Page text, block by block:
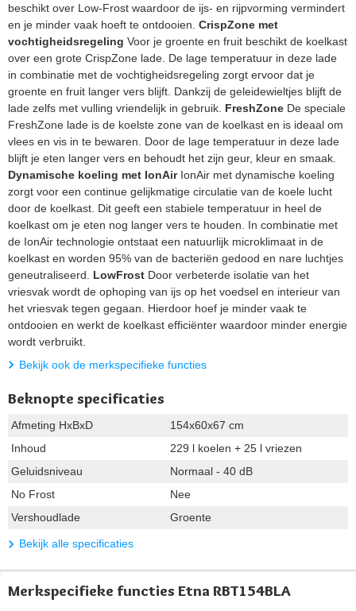
beschikt over Low-Frost waardoor de ijs- en rijpvorming vermindert
en je minder vaak hoeft te ontdooien. CrispZone met
vochtigheidsregeling Voor je groente en fruit beschikt de koelkast
over een grote CrispZone lade. De lage temperatuur in deze lade
in combinatie met de vochtigheidsregeling zorgt ervoor dat je
groente en fruit langer vers blijft. Dankzij de geleidewieltjes blijft de
lade zelfs met vulling vriendelijk in gebruik. FreshZone De speciale
FreshZone lade is de koelste zone van de koelkast en is ideaal om
vlees en vis in te bewaren. Door de lage temperatuur in deze lade
blijft je eten langer vers en behoudt het zijn geur, kleur en smaak.
Dynamische koeling met IonAirIonAir met dynamische koeling
zorgt voor een continue gelijkmatige circulatie van de koele lucht
door de koelkast. Dit geeft een stabiele temperatuur in heel de
koelkast om je eten nog langer vers te houden. In combinatie met
de IonAir technologie ontstaat een natuurlijk microklimaat in de
koelkast en worden 95% van de bacteriën gedood en nare luchtjes
geneutraliseerd. LowFrost Door verbeterde isolatie van het
vriesvak wordt de ophoping van ijs op het voedsel en interieur van
het vriesvak tegen gegaan. Hierdoor hoef je minder vaak te
ontdooien en werkt de koelkast efficiënter waardoor minder energie
wordt verbruikt.
Bekijk ook de merkspecifieke functies
Beknopte specificaties
Afmeting HxBxD
154x60x67 cm
Inhoud
229 l koelen + 25 l vriezen
Geluidsniveau
Normaal - 40 dB
No Frost
Nee
Vershoudlade
Groente
Bekijk alle specificaties
Merkspecifieke functies Etna RBT154BLA